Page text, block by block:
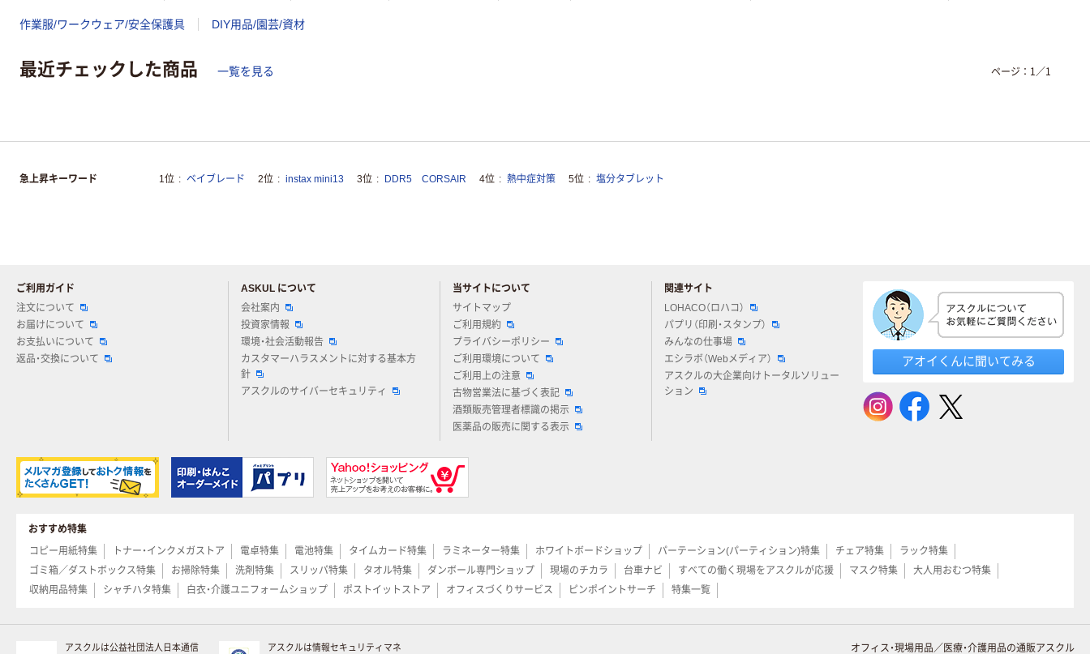
作業服/ワークウェア/安全保護具 DIY用品/園芸/資材
最近チェックした商品 一覧を見る ページ： 1 ／1
急上昇キーワード 1位 ベイブレード 2位 instax mini13 3位 DDR5 CORSAIR 4位 熱中症対策 5位 塩分タブレット
ご利用ガイド
注文について
お届けについて
お支払いについて
返品・交換について
ASKUL について
会社案内
投資家情報
環境・社会活動報告
カスタマーハラスメントに対する基本方
針
アスクルのサイバーセキュリティ
当サイトについて
サイトマップ
ご利用規約
プライバシーポリシー
ご利用環境について
ご利用上の注意
古物営業法に基づく表記
酒類販売管理者標識の掲示
医薬品の販売に関する表示
関連サイト
LOHACO（ロハコ）
パプリ（印刷・スタンプ）
みんなの仕事場
エシラボ（Webメディア）
アスクルの大企業向けトータルソリュー
ション
アオイくんに聞いてみる
おすすめ特集
コピー用紙特集
トナー・インクメガストア 電卓特集 電池特集 タイムカード特集 ラミネーター特集 ホワイトボードショップ パーテーション(パーティション)特集 チェア特集
ラック特集
ゴミ箱／ダストボックス特集
お掃除特集 洗剤特集 スリッパ特集 タオル特集 ダンボール専門ショップ 現場のチカラ 台車ナビ すべての働く現場をアスクルが応援 マスク特集
大人用おむつ特集
収納用品特集
シャチハタ特集 白衣・介護ユニフォームショップ ポストイットストア オフィスづくりサービス ピンポイントサーチ 特集一覧
アスクルは公益社団法人日本通信 アスクルは情報セキュリティマネ オフィス・現場用品／医療・介護用品の通販アスクル